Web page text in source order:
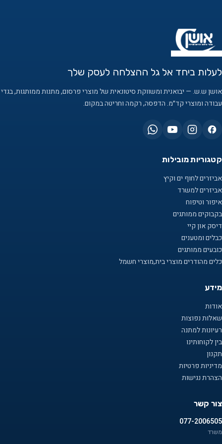
לעלות ביחד אל גל ההצלחה לעסק שלך
אושן ש.ש. — יבואנית ומשווקת סיטונאית של מוצרי פרסום, מתנות ממותגות, בגדי
עבודה ומוצרי קד״מ. הדפסה, רקמה וחריטה במקום.
קטגוריות מובילות
אביזרים לחוף ים וקיץ
אביזרים למשרד
איפור וטיפוח
בקבוקים ממותגים
דיסק און קיי
כבלים ומטענים
כובעים ממותגים
כלים מהודרים מוצרי בית,מוצרי חשמל
מידע
אודות
שאלות נפוצות
רעיונות למתנה
בין לקוחותינו
תקנון
מדיניות פרטיות
הצהרת נגישות
צור קשר
077-2006505
משרד